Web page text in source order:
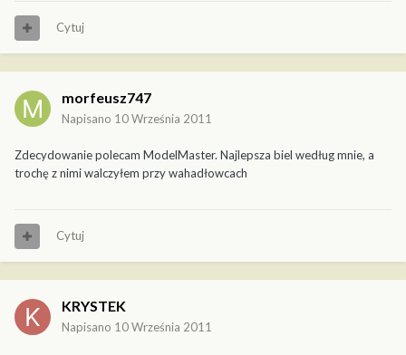
Cytuj
morfeusz747
Napisano 10 Września 2011
Zdecydowanie polecam ModelMaster. Najlepsza biel według mnie, a
trochę z nimi walczyłem przy wahadłowcach
Cytuj
KRYSTEK
Napisano 10 Września 2011